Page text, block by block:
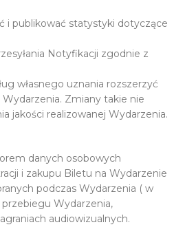
i publikować statystyki dotyczące
Notyfikacji zgodnie z
własnego uznania rozszerzyć
Wydarzenia. Zmiany takie nie
jakości realizowanej Wydarzenia.
danych osobowych
i zakupu Biletu na Wydarzenie
podczas Wydarzenia ( w
Wydarzenia,
audiowizualnych.